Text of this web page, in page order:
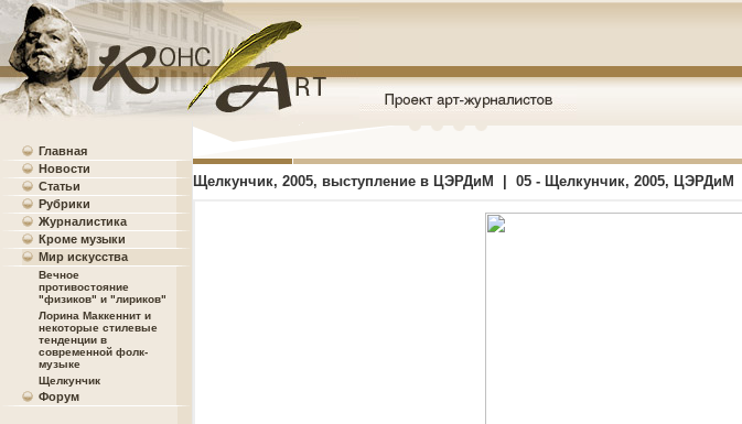
Главная
Новости
Статьи
Рубрики
Журналистика
Кроме музыки
Мир искусства
Вечное
противостояние
"физиков" и "лириков"
Лорина Маккеннит и
некоторые стилевые
тенденции в
современной фолк-
музыке
Щелкунчик
Форум
Щелкунчик, 2005, выступление в ЦЭРДиМ | 05 - Щелкунчик, 2005, ЦЭРДиМ